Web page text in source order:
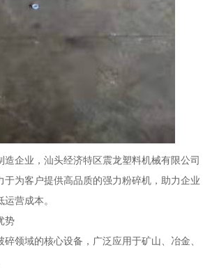
造企业，汕头经济特区震龙塑料机械有限公司
于为客户提供高品质的强力粉碎机，助力企业
营成本。
势
领域的核心设备，广泛应用于矿山、冶金、